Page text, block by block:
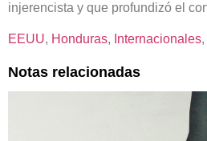
injerencista y que profundizó el
EEUU, Honduras, Internacionales,
Notas relacionadas